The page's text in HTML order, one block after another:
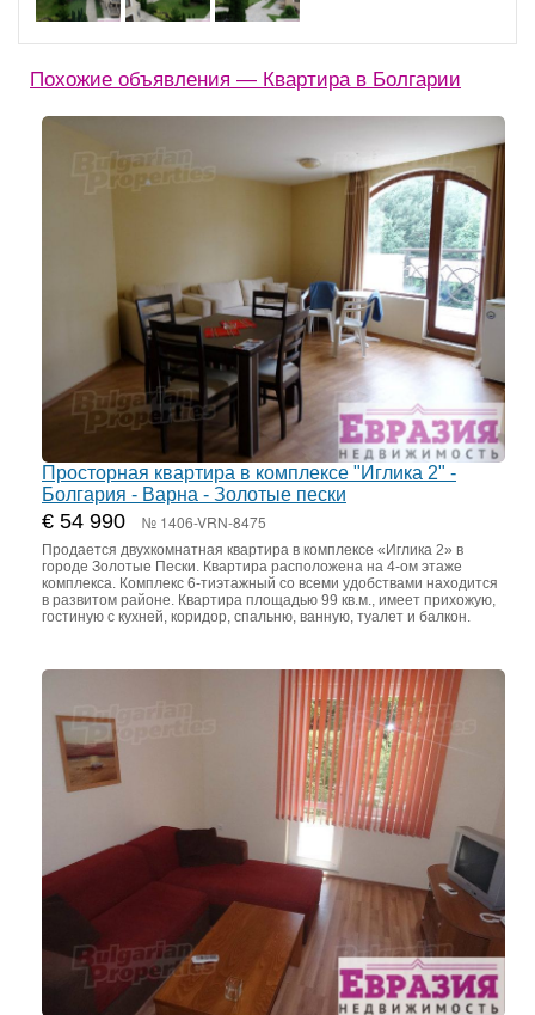
Похожие объявления — Квартира в Болгарии
Просторная квартира в комплексе "Иглика 2" -
Болгария - Варна - Золотые пески
€ 54 990 № 1406-VRN-8475
Продается двухкомнатная квартира в комплексе «Иглика 2» в
городе Золотые Пески. Квартира расположена на 4-ом этаже
комплекса. Комплекс 6-тиэтажный со всеми удобствами находится
в развитом районе. Квартира площадью 99 кв.м., имеет прихожую,
гостиную с кухней, коридор, спальню, ванную, туалет и балкон.